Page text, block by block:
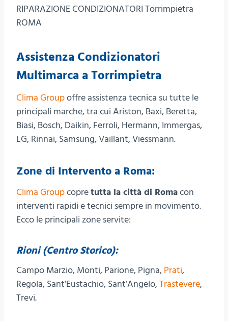
RIPARAZIONE CONDIZIONATORI Torrimpietra
ROMA
Assistenza Condizionatori
Multimarca a Torrimpietra
Clima Groupoffre assistenza tecnica su tutte le
principali marche, tra cui Ariston, Baxi, Beretta,
Biasi, Bosch, Daikin, Ferroli, Hermann, Immergas,
LG, Rinnai, Samsung, Vaillant, Viessmann.
Zone di Intervento a Roma:
Clima Groupcopretutta la città di Romacon
interventi rapidi e tecnici sempre in movimento.
Ecco le principali zone servite:
Rioni (Centro Storico):
Campo Marzio, Monti, Parione, Pigna, Prati,
Regola, Sant’Eustachio, Sant’Angelo,Trastevere,
Trevi.